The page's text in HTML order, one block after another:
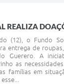
REALIZA
(12), o Fundo
entrega de
Guerero. A
as
famílias em